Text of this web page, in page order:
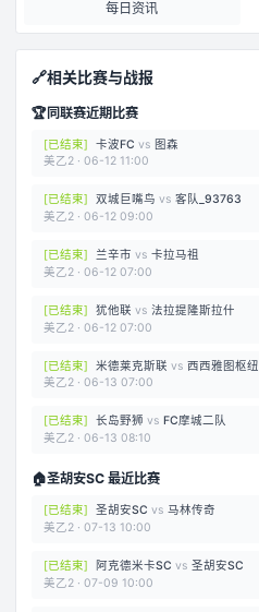
每日资讯
🔗相关比赛与战报
🏆同联赛近期比赛
[已结束] 卡波FC vs 图森
美乙2· 06-12 11:00
[已结束] 双城巨嘴鸟 vs 客队_93763
美乙2· 06-12 09:00
[已结束] 兰辛市 vs 卡拉马祖
美乙2· 06-12 07:00
[已结束] 犹他联 vs 法拉提隆斯拉什
美乙2· 06-12 07:00
[已结束] 米德莱克斯联 vs 西西雅图枢纽
美乙2· 06-13 07:00
[已结束] 长岛野狮 vs FC摩城二队
美乙2· 06-13 08:10
🏠圣胡安SC 最近比赛
[已结束] 圣胡安SC vs 马林传奇
美乙2· 07-13 10:00
[已结束] 阿克德米卡SC vs 圣胡安SC
美乙2· 07-09 10:00